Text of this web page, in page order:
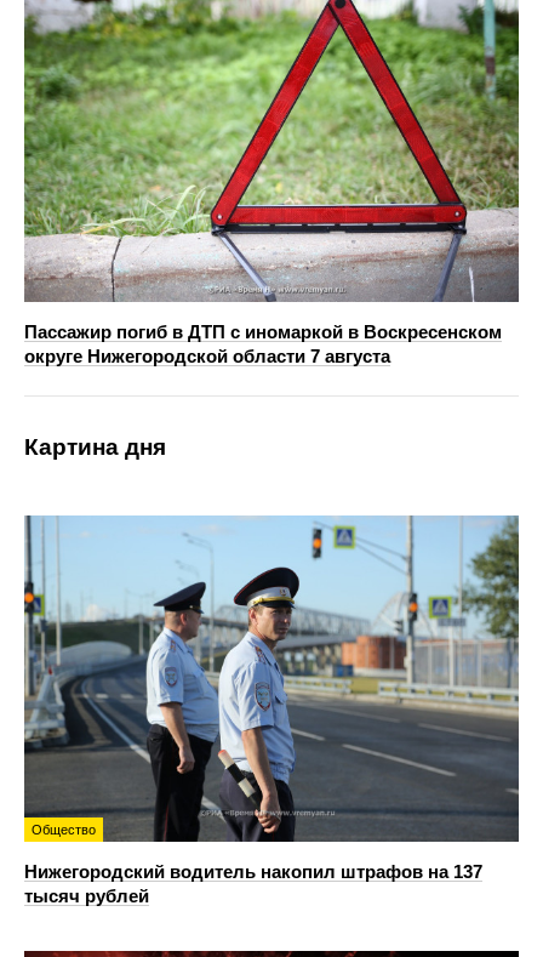
Пассажир погиб в ДТП с иномаркой в Воскресенском
округе Нижегородской области 7 августа
Картина дня
Общество
Нижегородский водитель накопил штрафов на 137
тысяч рублей